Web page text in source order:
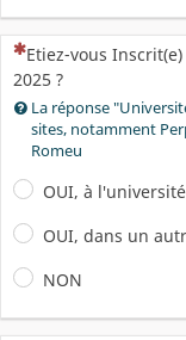
(Cette question est
Etiez-vous
2025 ?
La réponse
sites, notamment
Romeu
OUI, à
OUI, dans un
NON